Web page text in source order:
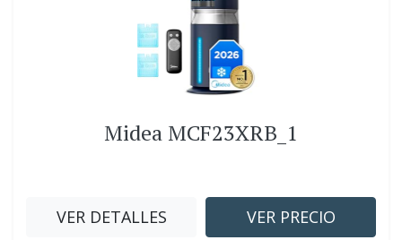
Midea MCF23XRB_1
VER DETALLES VER PRECIO